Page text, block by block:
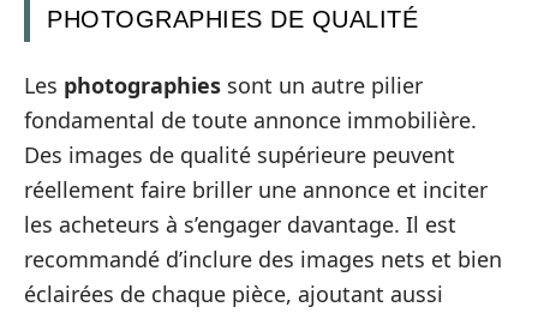
PHOTOGRAPHIES DE QUALITÉ
Les photographies sont un autre pilier
fondamental de toute annonce immobilière.
Des images de qualité supérieure peuvent
réellement faire briller une annonce et inciter
les acheteurs à s’engager davantage. Il est
recommandé d’inclure des images nets et bien
éclairées de chaque pièce, ajoutant aussi